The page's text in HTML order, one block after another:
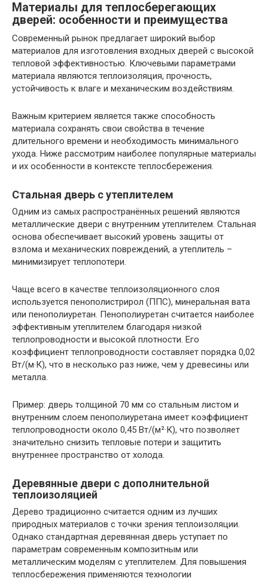
Материалы для теплосберегающих
дверей: особенности и преимущества
Современный рынок предлагает широкий выбор
материалов для изготовления входных дверей с высокой
тепловой эффективностью. Ключевыми параметрами
материала являются теплоизоляция, прочность,
устойчивость к влаге и механическим воздействиям.
Важным критерием является также способность
материала сохранять свои свойства в течение
длительного времени и необходимость минимального
ухода. Ниже рассмотрим наиболее популярные материалы
и их особенности в контексте теплосбережения.
Стальная дверь с утеплителем
Одним из самых распространённых решений являются
металлические двери с внутренним утеплителем. Стальная
основа обеспечивает высокий уровень защиты от
взлома и механических повреждений, а утеплитель –
минимизирует теплопотери.
Чаще всего в качестве теплоизоляционного слоя
используется пенополистрирол (ППС), минеральная вата
или пенополиуретан. Пенополиуретан считается наиболее
эффективным утеплителем благодаря низкой
теплопроводности и высокой плотности. Его
коэффициент теплопроводности составляет порядка 0,02
Вт/(м·К), что в несколько раз ниже, чем у древесины или
металла.
Пример: дверь толщиной 70 мм со стальным листом и
внутренним слоем пенополиуретана имеет коэффициент
теплопроводности около 0,45 Вт/(м²·К), что позволяет
значительно снизить тепловые потери и защитить
внутреннее пространство от холода.
Деревянные двери с дополнительной
теплоизоляцией
Дерево традиционно считается одним из лучших
природных материалов с точки зрения теплоизоляции.
Однако стандартная деревянная дверь уступает по
параметрам современным композитным или
металлическим моделям с утеплителем. Для повышения
теплосбережения применяются технологии